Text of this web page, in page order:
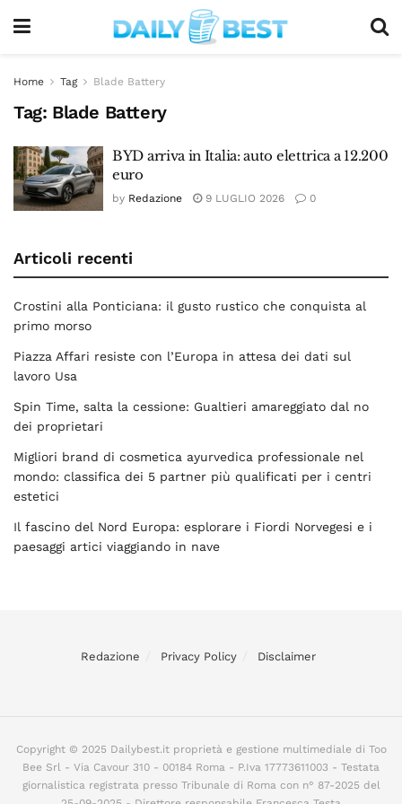
Home Tag Blade Battery
Tag: Blade Battery
BYD arriva in Italia: auto elettrica a 12.200
euro
by Redazione 9 LUGLIO 2026 0
Articoli recenti
Crostini alla Ponticiana: il gusto rustico che conquista al
primo morso
Piazza Affari resiste con l’Europa in attesa dei dati sul
lavoro Usa
Spin Time, salta la cessione: Gualtieri amareggiato dal no
dei proprietari
Migliori brand di cosmetica ayurvedica professionale nel
mondo: classifica dei 5 partner più qualificati per i centri
estetici
Il fascino del Nord Europa: esplorare i Fiordi Norvegesi e i
paesaggi artici viaggiando in nave
Redazione Privacy Policy Disclaimer
Copyright © 2025 Dailybest.it proprietà e gestione multimediale di Too
Bee Srl - Via Cavour 310 - 00184 Roma - P.Iva 17773611003 - Testata
giornalistica registrata presso Tribunale di Roma con n° 87-2025 del